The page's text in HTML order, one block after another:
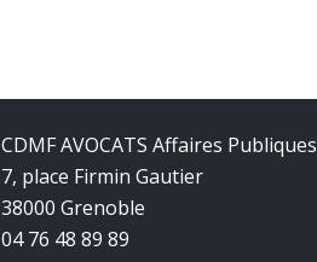
CDMF AVOCATS Affaires Publiques
7, place Firmin Gautier
38000 Grenoble
04 76 48 89 89